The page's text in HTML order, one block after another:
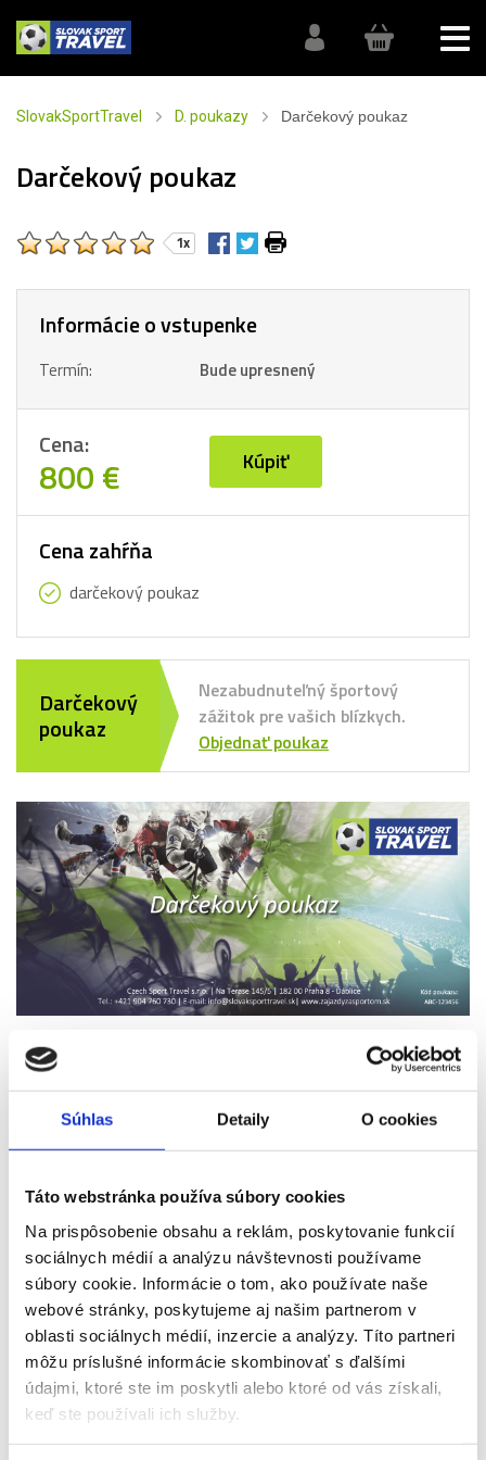
Súhlas Detaily O cookies
Táto webstránka používa súbory cookies
Na prispôsobenie obsahu a reklám, poskytovanie funkcií
sociálnych médií a analýzu návštevnosti používame
súbory cookie. Informácie o tom, ako používate naše
webové stránky, poskytujeme aj našim partnerom v
oblasti sociálnych médií, inzercie a analýzy. Títo partneri
môžu príslušné informácie skombinovať s ďalšími
údajmi, ktoré ste im poskytli alebo ktoré od vás získali,
keď ste používali ich služby.
SlovakSportTravel D. poukazy Darčekový poukaz
Darčekový poukaz
1x
Často kladené otázky:
Dá sa darčekový poukaz využiť na objednávku
zájazdov aj vstupeniek?
Je nutné použiť celý darčekový poukaz naraz?
Čo ak cena objednávky presiahne hodnotu
darčekového poukazu?
Aký je spôsob doručenia darčekového poukazu?
Informácie o vstupenke
Termín: Bude upresnený
Cena:
800 € Kúpiť
Cena zahŕňa
darčekový poukaz
Darčekový
poukaz
Nezabudnuteľný športový
zážitok pre vašich blízkych.
Objednať poukaz